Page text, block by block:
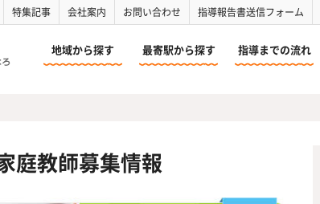
特集記事 会社案内 お問い合わせ 指導報告書送信フォーム
地域から探す 最寄駅から探す 指導までの流れ
庭教師募集情報